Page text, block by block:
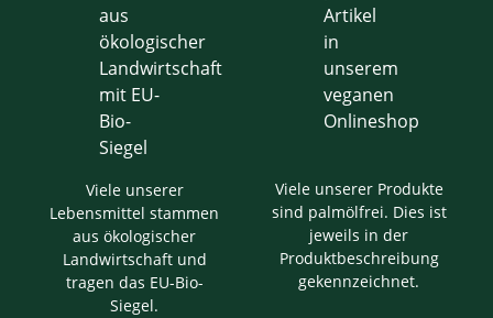
Viele unserer
Lebensmittel stammen
aus ökologischer
Landwirtschaft und
tragen das EU-Bio-
Siegel.
Viele unserer Produkte
sind palmölfrei. Dies ist
jeweils in der
Produktbeschreibung
gekennzeichnet.